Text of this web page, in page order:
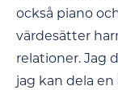
också piano
värdesätter
relationer. Jag
jag kan dela